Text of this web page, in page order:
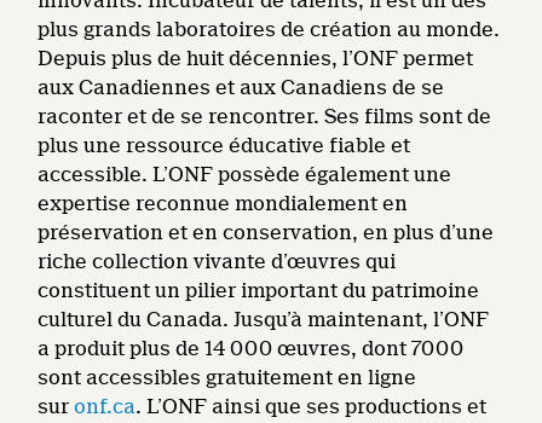
plus grands laboratoires de création au monde.
Depuis plus de huit décennies, l’ONF permet
aux Canadiennes et aux Canadiens de se
raconter et de se rencontrer. Ses films sont de
plus une ressource éducative fiable et
accessible. L’ONF possède également une
expertise reconnue mondialement en
préservation et en conservation, en plus d’une
riche collection vivante d’œuvres qui
constituent un pilier important du patrimoine
culturel du Canada. Jusqu’à maintenant, l’ONF
a produit plus de 14 000 œuvres, dont 7000
sont accessibles gratuitement en ligne
suronf.ca. L’ONF ainsi que ses productions et